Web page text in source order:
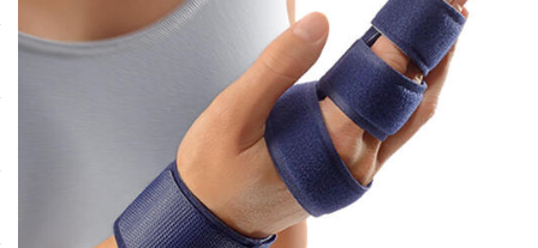
Gratis dazu
Bio & Genuss
Körperpflege & Kosmetik